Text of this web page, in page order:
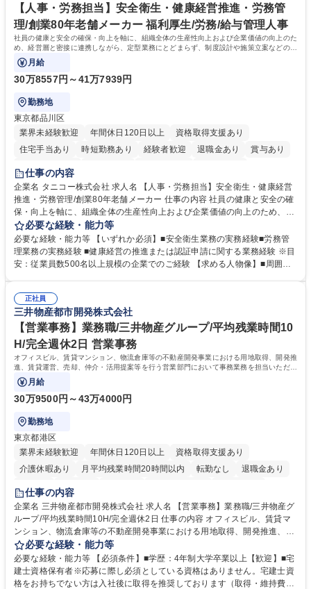
ます。 学歴・資格 学歴：大学院 大学 高専 短大 専修学校 高校 語学力：
資格：
【人事・労務担当】安全衛生・健康経営推進・労務管
理/創業80年老舗メーカー 福利厚生/労務/給与管理人事
社員の健康と安全の確保・向上を軸に、組織全体の生産性向上および企業価値の向上のた
め、経営層と密接に連携しながら、定型業務にとどまらず、制度設計や施策立案などの上
流工程から関与していただきます。
月給
30万8557円～41万7939円
勤務地
東京都品川区
業界未経験歓迎
年間休日120日以上
資格取得支援あり
住宅手当あり
時短勤務あり 経験者歓迎 退職金あり
賞与あり
完全週休2日制
寮・社宅あり
仕事の内容
企業名 タニコー株式会社 求人名 【人事・労務担当】安全衛生・健康経営
推進・労務管理/創業80年老舗メーカー 仕事の内容 社員の健康と安全の確
保・向上を軸に、組織全体の生産性向上および企業価値の向上のため、経
営層と密接に連携しながら、定型業務にとどまらず、制度設計や施策立案
などの上流工程から関与していただきます。 【主な業務内容】■安全衛生
業務（ストレスチェック、健康診断の運用、産業医との連携 など）■健康
経営認証取得に向けた企画・推進■労務管理（労働時間の分析、労働環境
を底上げすべく、ともにご活躍いただける方の増員募集となります。 募集
職種 【人事・労務担当】安全衛生・健康経営推進・労務管理/創業80年老
舗メーカー
必要な経験・能力等
必要な経験・能力等 【いずれか必須】■安全衛生業務の実務経験■労務管
理業務の実務経験 ■健康経営の推進または認証申請に関する業務経験 ※目
安：従業員数500名以上規模の企業でのご経験 【求める人物像】■周囲
部門と連携しながら業務を推進できる方■Excelや労務管理システムの実務
使用経験をお持ちの方 学歴・資格 学歴：大学院 大学 高専 短大 専修学校
高校 語学力： 資格：
正社員
三井物産都市開発株式会社
【営業事務】業務職/三井物産グループ/平均残業時間10
H/完全週休2日 営業事務
オフィスビル、賃貸マンション、物流倉庫等の不動産開発事業における用地取得、開発推
進、賃貸運営、売却、仲介・活用提案等を行う営業部門において事務業務を担当いただき
ます。
月給
30万9500円～43万4000円
勤務地
東京都港区
業界未経験歓迎
年間休日120日以上
資格取得支援あり
介護休暇あり
月平均残業時間20時間以内 転勤なし
退職金あり
在宅OK
賞与あり
駅近5分以内
土日祝休み 寮・社宅あり
仕事の内容
企業名 三井物産都市開発株式会社 求人名 【営業事務】業務職/三井物産グ
ループ/平均残業時間10H/完全週休2日 仕事の内容 オフィスビル、賃貸マ
ンション、物流倉庫等の不動産開発事業における用地取得、開発推進、賃
貸運営、売却、仲介・活用提案等を行う営業部門において事務業務を担当
いただきます。 【詳細】・契約書管理、契約書製本、捺印対応、ファイリ
ング、登記簿取得、調書取得・支払業務（各種費用支払、支払管理、請
求・支払データ登録、取引先マスター申請対応）・予算作成及び予実管
必要な経験・能力等
必要な経験・能力等 【必須条件】■学歴：4年制大学卒業以上【歓迎】■宅
建士資格保有者※応募に際し必須としている資格はありません。宅建士資
格をお持ちでない方は入社後に取得を推奨しております（取得・維持費用